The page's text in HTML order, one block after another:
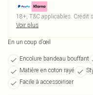
18+, T&C applicables. Crédit
Voir plus
En un coup d’œil
Encolure bandeau bouffant
Matière en coton rayé
Facile à accessoiriser